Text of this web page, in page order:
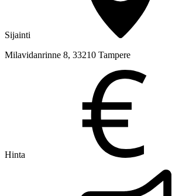
Sijainti
Milavidanrinne 8, 33210 Tampere
Hinta